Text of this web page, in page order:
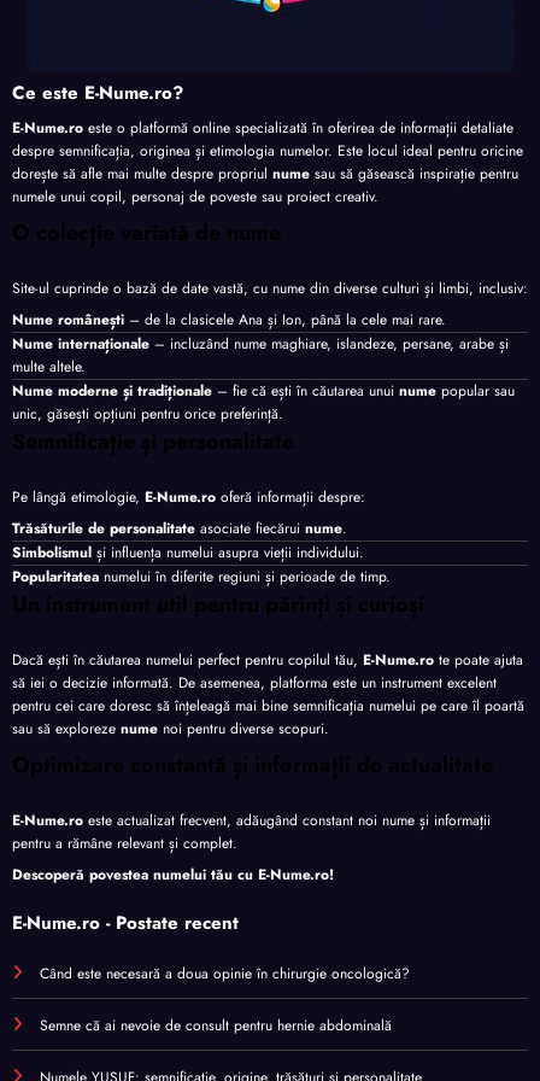
Ce este E-Nume.ro?
E-Nume.ro este o platformă online specializată în oferirea de informații detaliate
despre semnificația, originea și etimologia numelor. Este locul ideal pentru oricine
dorește să afle mai multe despre propriul nume sau să găsească inspirație pentru
numele unui copil, personaj de poveste sau proiect creativ.
O colecție variată de nume
Site-ul cuprinde o bază de date vastă, cu nume din diverse culturi și limbi, inclusiv:
Nume românești – de la clasicele Ana și Ion, până la cele mai rare.
Nume internaționale – incluzând nume maghiare, islandeze, persane, arabe și
multe altele.
Nume moderne și tradiționale – fie că ești în căutarea unui nume popular sau
unic, găsești opțiuni pentru orice preferință.
Semnificație și personalitate
Pe lângă etimologie, E-Nume.ro oferă informații despre:
Trăsăturile de personalitate asociate fiecărui nume.
Simbolismul și influența numelui asupra vieții individului.
Popularitatea numelui în diferite regiuni și perioade de timp.
Un instrument util pentru părinți și curioși
Dacă ești în căutarea numelui perfect pentru copilul tău, E-Nume.ro te poate ajuta
să iei o decizie informată. De asemenea, platforma este un instrument excelent
pentru cei care doresc să înțeleagă mai bine semnificația numelui pe care îl poartă
sau să exploreze nume noi pentru diverse scopuri.
Optimizare constantă și informații de actualitate
E-Nume.ro este actualizat frecvent, adăugând constant noi nume și informații
pentru a rămâne relevant și complet.
Descoperă povestea numelui tău cu E-Nume.ro!
E-Nume.ro - Postate recent
Când este necesară a doua opinie în chirurgie oncologică?
Semne că ai nevoie de consult pentru hernie abdominală